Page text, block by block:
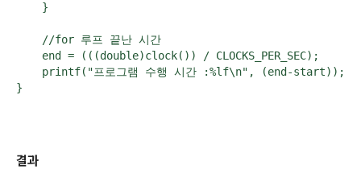
    }
    //for 루프 끝난 시간
    end = (((double)clock()) / CLOCKS_PER_SEC);
    printf("프로그램 수행 시간 :%lf\n", (end-start));
}
결과